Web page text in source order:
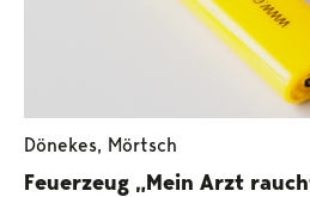
Dönekes, Mörtsch
Feuerzeug „Mein Arzt